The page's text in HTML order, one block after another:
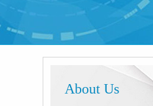
About Us